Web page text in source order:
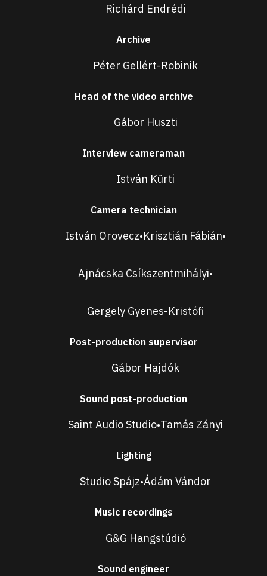
Richárd Endrédi
Archive
Péter Gellért-Robinik
Head of the video archive
Gábor Huszti
Interview cameraman
István Kürti
Camera technician
István Orovecz•Krisztián Fábián•
Ajnácska Csíkszentmihályi•
Gergely Gyenes-Kristófi
Post-production supervisor
Gábor Hajdók
Sound post-production
Saint Audio Studio•Tamás Zányi
Lighting
Studio Spájz•Ádám Vándor
Music recordings
G&G Hangstúdió
Sound engineer